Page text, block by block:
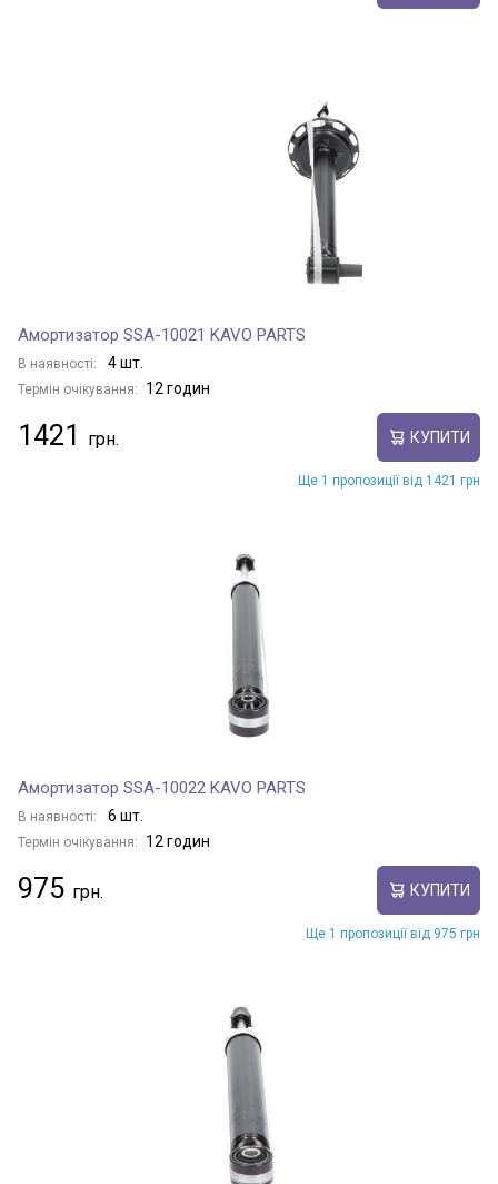
Амортизатор SSA-10021 KAVO PARTS
В наявності: 4 шт.
Термін очікування: 12 годин
1421 КУПИТИ
Ще 1 пропозиції від 1421 грн
Амортизатор SSA-10022 KAVO PARTS
В наявності: 6 шт.
Термін очікування: 12 годин
975 КУПИТИ
Ще 1 пропозиції від 975 грн